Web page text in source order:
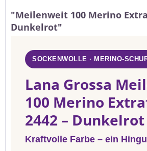
"Meilenweit 100 Merino
Dunkelrot"
SOCKENWOLLE · MERINO-
Lana Grossa
100 Merino
2442 – Dunkelrot
Kraftvolle Farbe – ein